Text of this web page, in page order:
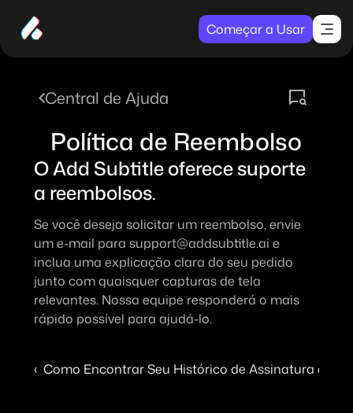
Central de Ajuda
Política de Reembolso
O Add Subtitle oferece suporte
a reembolsos.
Se você deseja solicitar um reembolso, envie
um e-mail para support@addsubtitle.ai e
inclua uma explicação clara do seu pedido
junto com quaisquer capturas de tela
relevantes. Nossa equipe responderá o mais
rápido possível para ajudá-lo.
‹  Como Encontrar Seu Histórico de Assinatura e
Começar a Usar